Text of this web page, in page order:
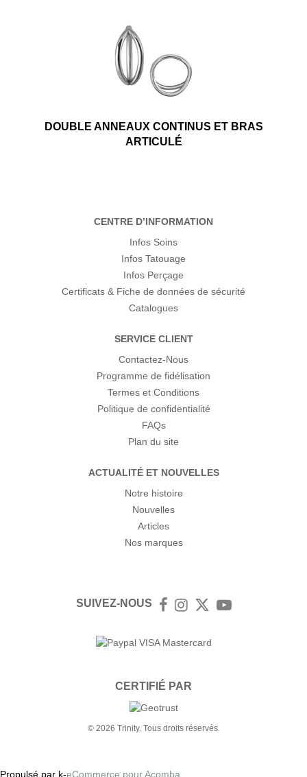
DOUBLE ANNEAUX CONTINUS ET BRAS
ARTICULÉ
CENTRE D’INFORMATION
Infos Soins
Infos Tatouage
Infos Perçage
Certificats & Fiche de données de sécurité
Catalogues
SERVICE CLIENT
Contactez-Nous
Programme de fidélisation
Termes et Conditions
Politique de confidentialité
FAQs
Plan du site
ACTUALITÉ ET NOUVELLES
Notre histoire
Nouvelles
Articles
Nos marques
SUIVEZ-NOUS FacebookInstagram
TwitterYouTube
CERTIFIÉ PAR
© 2026 Trinity. Tous droits réservés.
Propulsé par k-eCommerce pour Acomba